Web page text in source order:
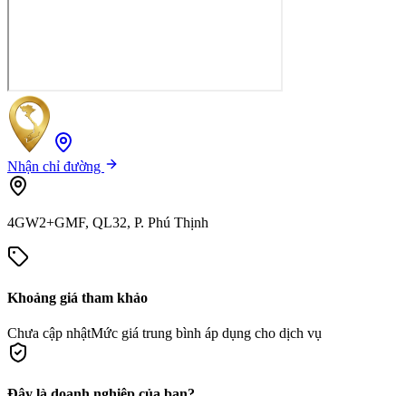
Nhận chỉ đường
4GW2+GMF, QL32, P. Phú Thịnh
Khoảng giá tham khảo
Chưa cập nhậtMức giá trung bình áp dụng cho dịch vụ